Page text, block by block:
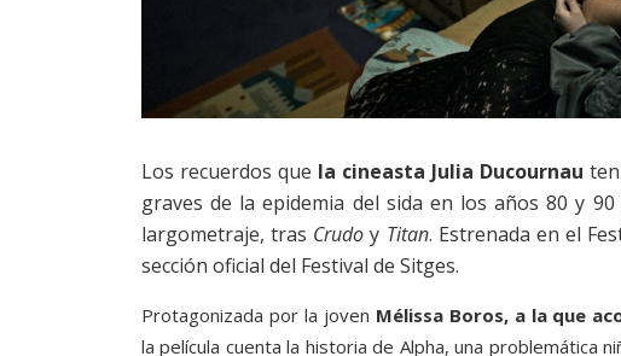
Los recuerdos que la cineasta Julia Ducournau
graves de la epidemia del sida en los años 80 y
largometraje, tras Crudo y Titan. Estrenada en el
sección oficial del Festival de Sitges.
Protagonizada por la joven Mélissa Boros, a la que
la película cuenta la historia de Alpha, una problemática